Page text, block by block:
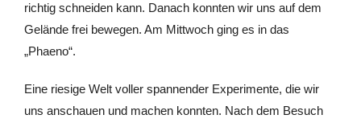
richtig schneiden kann. Danach konnten wir uns auf dem
Gelände frei bewegen. Am Mittwoch ging es in das
„Phaeno“.
Eine riesige Welt voller spannender Experimente, die wir
uns anschauen und machen konnten. Nach dem Besuch